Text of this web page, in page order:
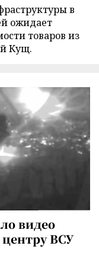
в
ожидает
товаров из
Кущ.
видео
центру ВСУ